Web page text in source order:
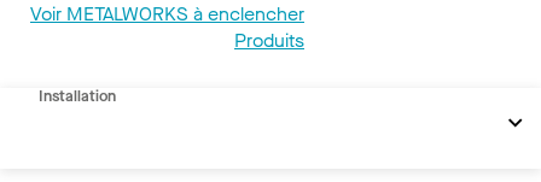
Voir METALWORKS à enclencher
Produits
REVIT
Installation